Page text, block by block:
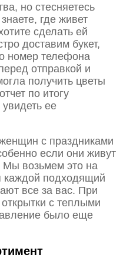
но стесняетесь
где живет
сделать ей
доставим букет,
номер телефона
отправкой и
получить цветы
по итогу
ее
с праздниками
если они живут
Мы возьмем это на
каждой подходящий
все за вас. При
с теплыми
было еще